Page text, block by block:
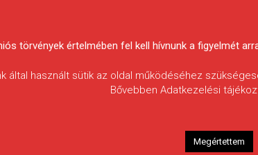
törvények értelmében fel kell hívnunk a figyelmét
által használt sütik az oldal működéséhez
Bővebben Adatkezelési
Megértettem